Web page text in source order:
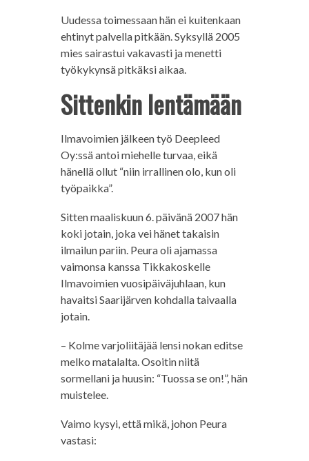
Uudessa toimessaan hän ei kuitenkaan
ehtinyt palvella pitkään. Syksyllä 2005
mies sairastui vakavasti ja menetti
työkykynsä pitkäksi aikaa.
Sittenkin lentämään
Ilmavoimien jälkeen työ Deepleed
Oy:ssä antoi miehelle turvaa, eikä
hänellä ollut “niin irrallinen olo, kun oli
työpaikka”.
Sitten maaliskuun 6. päivänä 2007 hän
koki jotain, joka vei hänet takaisin
ilmailun pariin. Peura oli ajamassa
vaimonsa kanssa Tikkakoskelle
Ilmavoimien vuosipäiväjuhlaan, kun
havaitsi Saarijärven kohdalla taivaalla
jotain.
– Kolme varjoliitäjää lensi nokan editse
melko matalalta. Osoitin niitä
sormellani ja huusin: “Tuossa se on!”, hän
muistelee.
Vaimo kysyi, että mikä, johon Peura
vastasi: